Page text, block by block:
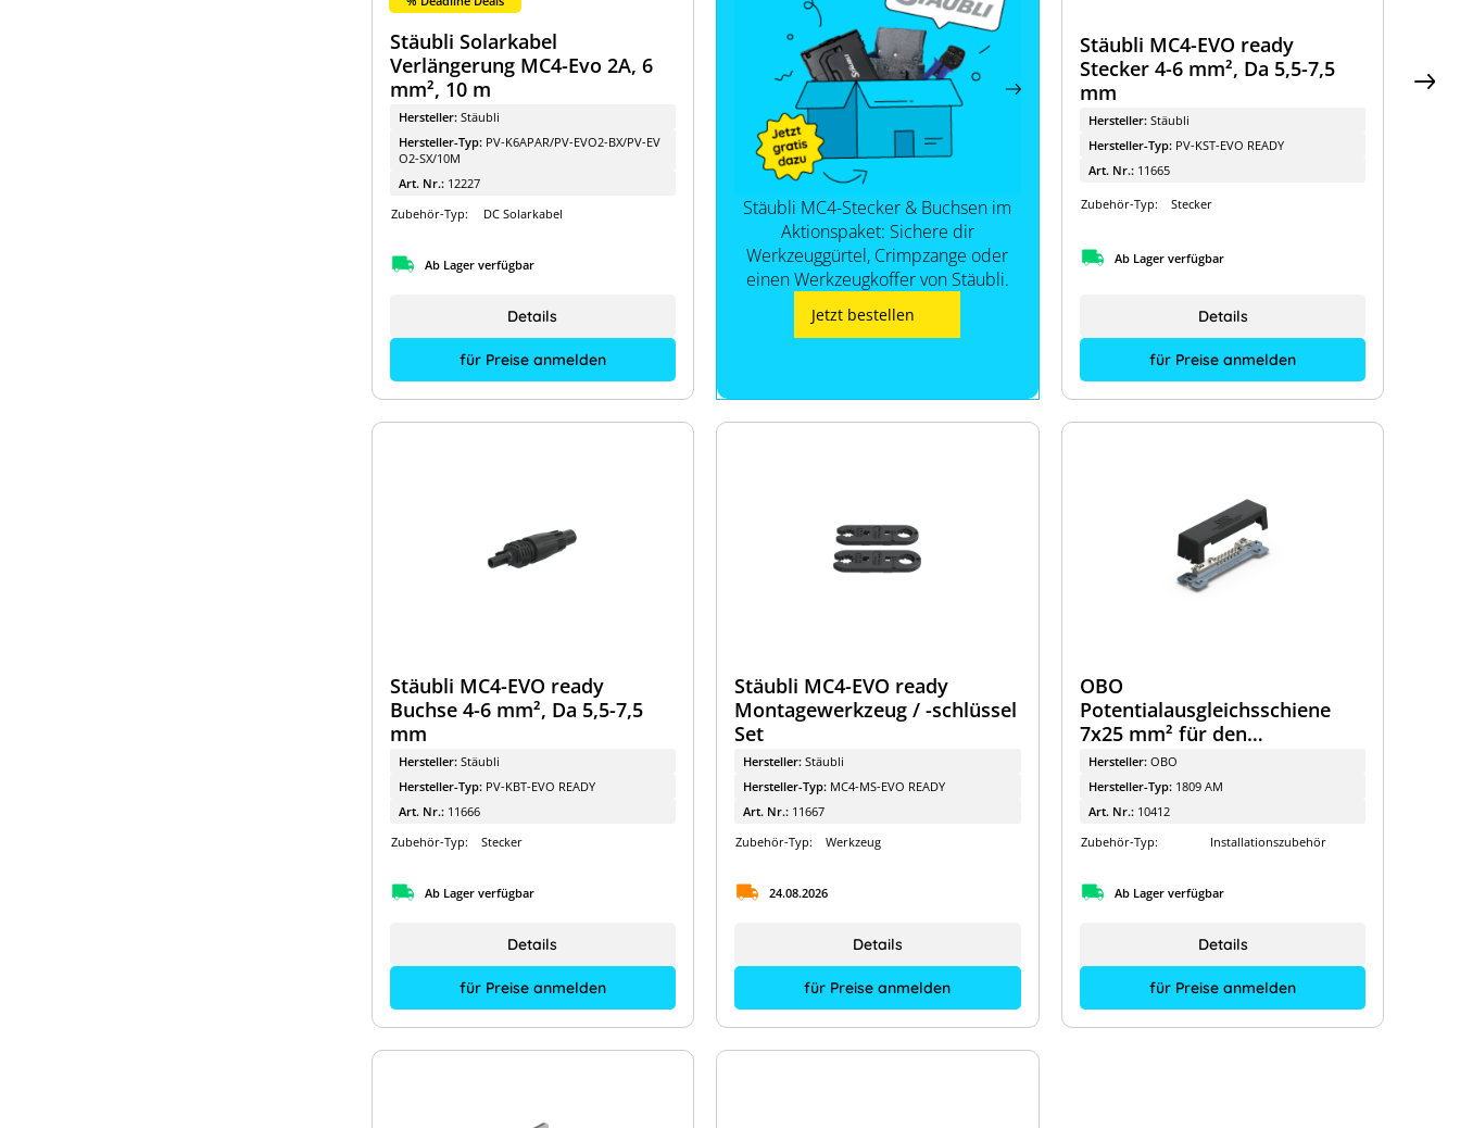
Stäubli Solarkabel
Verlängerung MC4-Evo 2A, 6
mm², 10 m
Hersteller: Stäubli
Hersteller-Typ: PV-K6APAR/PV-EVO2-BX/PV-EV
O2-SX/10M
Art. Nr.: 12227
Zubehör-Typ:
DC Solarkabel
Ab Lager verfügbar
für Preise anmelden
Details
Stäubli MC4-Stecker & Buchsen im
Aktionspaket: Sichere dir
Werkzeuggürtel, Crimpzange oder
einen Werkzeugkoffer von Stäubli.
Jetzt bestellen
Stäubli MC4-EVO ready
Stecker 4-6 mm², Da 5,5-7,5
mm
Hersteller: Stäubli
Hersteller-Typ: PV-KST-EVO READY
Art. Nr.: 11665
Zubehör-Typ: Stecker
Ab Lager verfügbar
für Preise anmelden
Details
Stäubli MC4-EVO ready
Buchse 4-6 mm², Da 5,5-7,5
mm
Hersteller: Stäubli
Hersteller-Typ: PV-KBT-EVO READY
Art. Nr.: 11666
Zubehör-Typ:
Stecker
Ab Lager verfügbar
für Preise anmelden
Details
Stäubli MC4-EVO ready
Montagewerkzeug / -schlüssel
Set
Hersteller:Stäubli
Hersteller-Typ: MC4-MS-EVO READY
Art. Nr.: 11667
Zubehör-Typ:
Werkzeug
24.08.2026
für Preise anmelden
Details
OBO
Potentialausgleichsschiene
7x25 mm² für den
Außenbereich
Hersteller: OBO
Hersteller-Typ: 1809 AM
Art. Nr.: 10412
Zubehör-Typ:
Installationszubehör
Ab Lager verfügbar
für Preise anmelden
Details